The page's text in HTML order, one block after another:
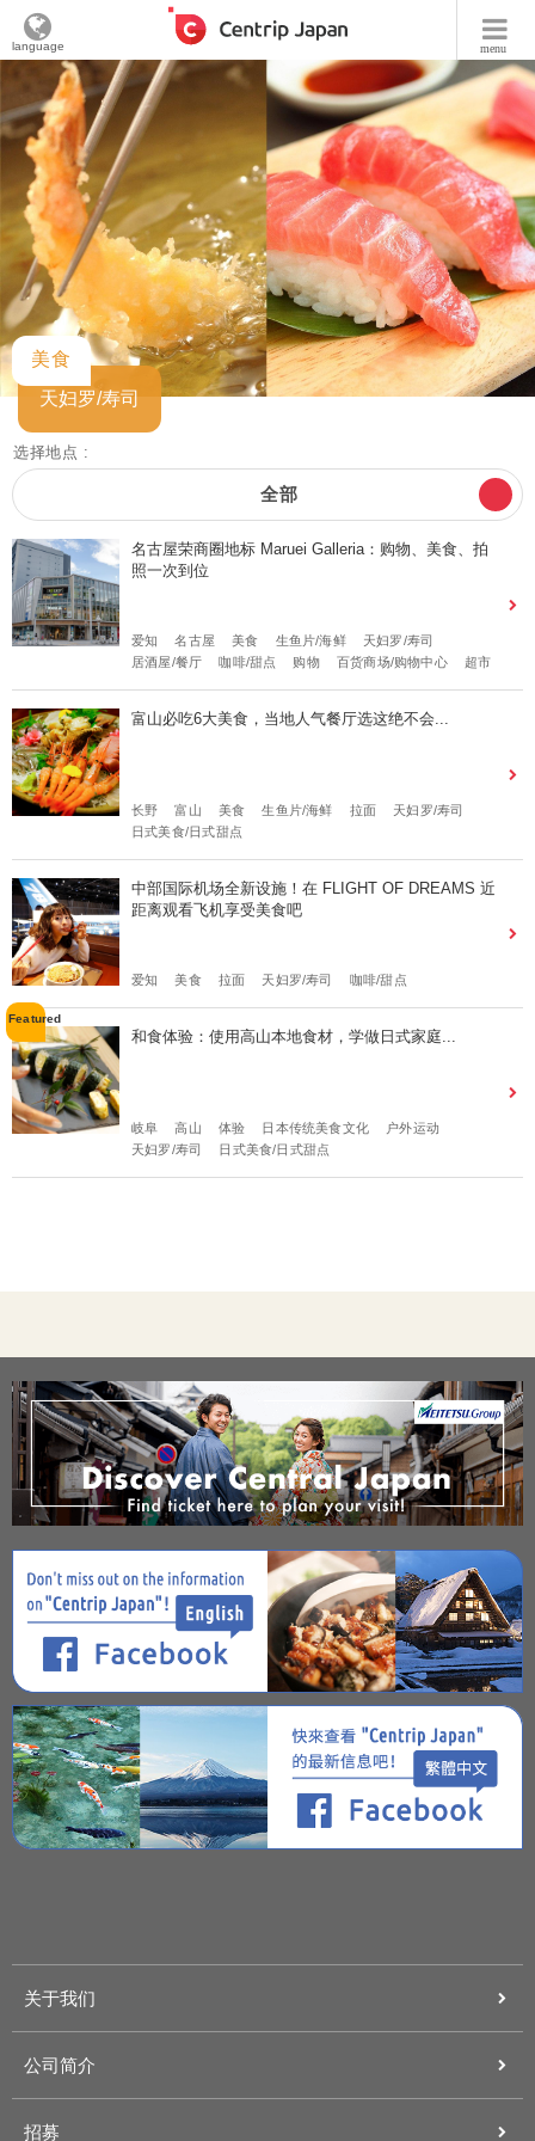
menu
language
美食
天妇罗/寿司
选择地点 :
全部
名古屋荣商圈地标 Maruei Galleria：购物、美食、拍
照一次到位
爱知 名古屋 美食 生鱼片/海鲜
天妇罗/寿司
居酒屋/餐厅
咖啡/甜点 购物 百货商场/购物中心 超市
富山必吃6大美食，当地人气餐厅选这绝不会...
长野 富山 美食 生鱼片/海鲜 拉面
天妇罗/寿司
日式美食/日式甜点
中部国际机场全新设施！在 FLIGHT OF DREAMS 近
距离观看飞机享受美食吧
爱知 美食 拉面 天妇罗/寿司 咖啡/甜点
和食体验：使用高山本地食材，学做日式家庭...
岐阜 高山 体验 日本传统美食文化
户外运动
天妇罗/寿司
日式美食/日式甜点
关于我们
公司简介
招募